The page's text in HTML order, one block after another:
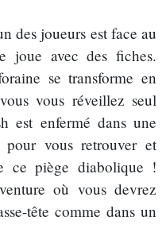
des joueurs est face au
joue avec des fiches.
se transforme en
vous réveillez seul
est enfermé dans une
vous retrouver et
ce piège diabolique !
où vous devrez
tête comme dans un